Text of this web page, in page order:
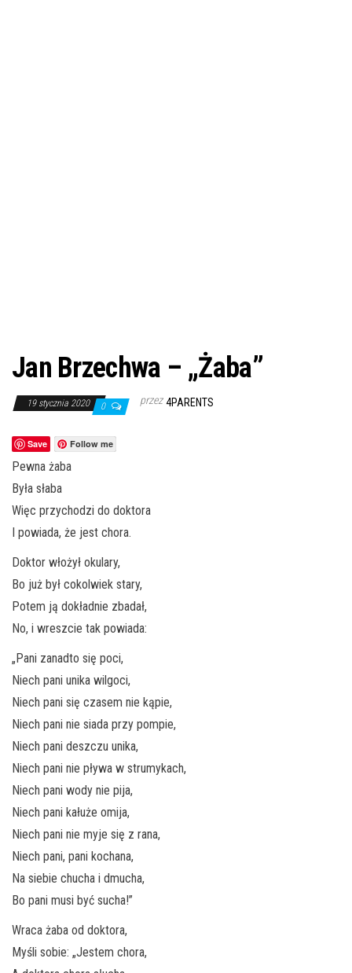
Jan Brzechwa – „Żaba”
19 stycznia 2020 0 przez 4PARENTS
Save Follow me
Pewna żaba
Była słaba
Więc przychodzi do doktora
I powiada, że jest chora.
Doktor włożył okulary,
Bo już był cokolwiek stary,
Potem ją dokładnie zbadał,
No, i wreszcie tak powiada:
„Pani zanadto się poci,
Niech pani unika wilgoci,
Niech pani się czasem nie kąpie,
Niech pani nie siada przy pompie,
Niech pani deszczu unika,
Niech pani nie pływa w strumykach,
Niech pani wody nie pija,
Niech pani kałuże omija,
Niech pani nie myje się z rana,
Niech pani, pani kochana,
Na siebie chucha i dmucha,
Bo pani musi być sucha!”
Wraca żaba od doktora,
Myśli sobie: „Jestem chora,